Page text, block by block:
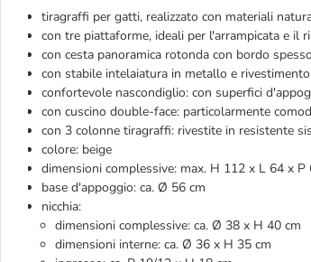
tiragraffi per gatti, realizzato con materiali
con tre piattaforme, ideali per l'arrampicata e il
con cesta panoramica rotonda con bordo
con stabile intelaiatura in metallo e
confortevole nascondiglio: con superfici
con cuscino double-face: particolarmente
con 3 colonne tiragraffi: rivestite in resistente
colore: beige
dimensioni complessive: max. H 112 x L 64 x P
base d'appoggio: ca. Ø 56 cm
nicchia:
dimensioni complessive: ca. Ø 38 x H 40 cm
dimensioni interne: ca. Ø 36 x H 35 cm